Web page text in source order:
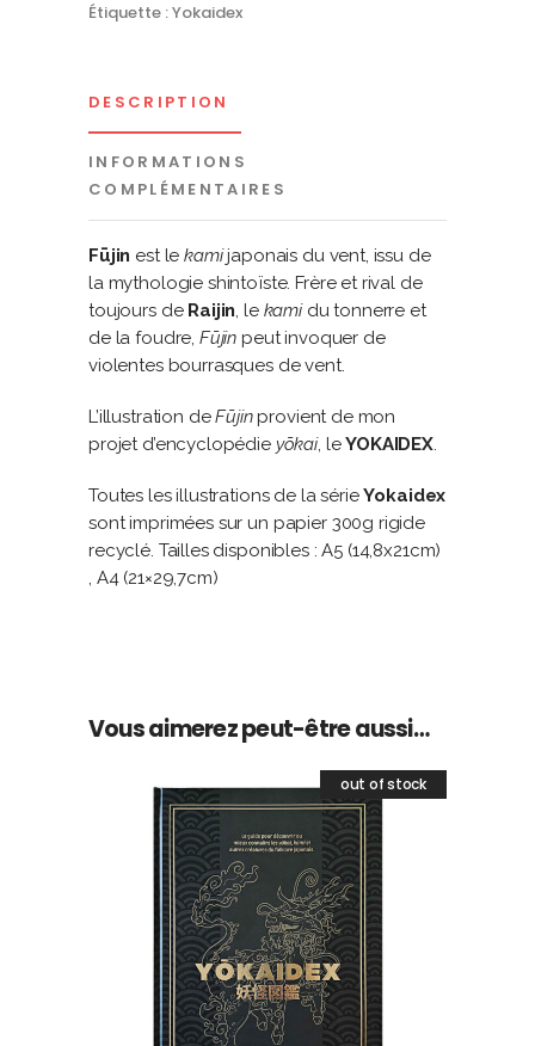
Étiquette :Yokaidex
DESCRIPTION
INFORMATIONS
COMPLÉMENTAIRES
Fūjin est lekamijaponais du vent, issu de
la mythologie shintoïste. Frère et rival de
toujours de Raijin, le kamidu tonnerre et
de la foudre, Fūjin peut invoquer de
violentes bourrasques de vent.
L’illustration deFūjinprovient de mon
projet d’encyclopédie yōkai, leYOKAIDEX.
Toutes les illustrations de la sérieYokaidex
sont imprimées sur un papier 300g rigide
recyclé. Tailles disponibles : A5 (14,8x21cm)
, A4 (21×29,7cm)
Vous aimerez peut-être aussi…
out of stock
LIRE LA SUITE